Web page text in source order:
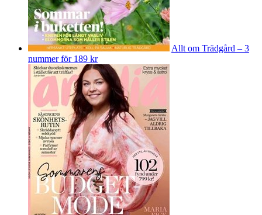
Allt om Trädgård – 3
nummer för 189 kr